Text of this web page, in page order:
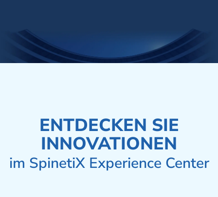
ENTDECKEN SIE
INNOVATIONEN
im SpinetiX Experience Center